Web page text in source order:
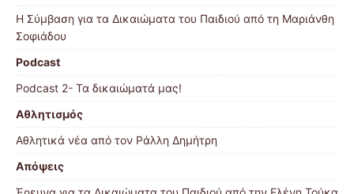
Η Σύμβαση για τα Δικαιώματα του Παιδιού από τη Μαριάνθη
Σοφιάδου
Podcast
Podcast 2- Τα δικαιώματά μας!
Αθλητισμός
Αθλητικά νέα από τον Ράλλη Δημήτρη
Απόψεις